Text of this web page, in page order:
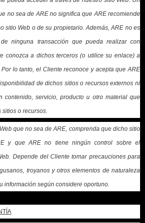
no sea de ARE no significa que ARE recomiende
sitio Web o de su propietario. Además, ARE no es
ninguna transacción que pueda realizar con
conozca a dichos terceros (o utilice su enlace) a
lo tanto, el Cliente reconoce y acepta que ARE
de dichos sitios o recursos externos ni
contenido, servicio, producto u otro material que
o recursos.
que no sea de ARE, comprenda que dicho sitio
y que ARE no tiene ningún control sobre el
Depende del Cliente tomar precauciones para
troyanos y otros elementos de naturaleza
información según considere oportuno.